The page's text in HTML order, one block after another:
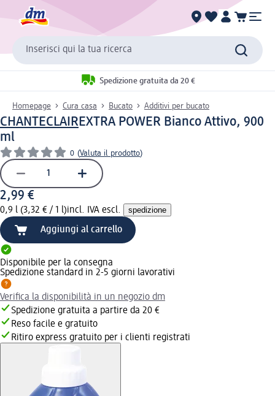
Inserisci qui la tua ricerca
Spedizione gratuita da 20 €
Homepage Cura casa Bucato Additivi per bucato
CHANTECLAIREXTRA POWER Bianco Attivo, 900
ml
0 (Valuta il prodotto)
2,99 €
0,9 l (3,32 € / 1 l)incl. IVA escl. spedizione
Aggiungi al carrello
Disponibile per la consegna
Spedizione standard in 2-5 giorni lavorativi
Verifica la disponibilità in un negozio dm
Spedizione gratuita a partire da 20 €
Reso facile e gratuito
Ritiro express gratuito per i clienti registrati